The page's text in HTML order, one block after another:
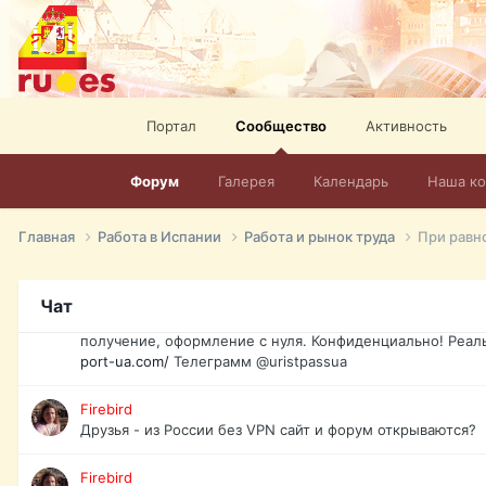
Портал Сообщество
Форум Галерея Календарь Наша
Активность
Главная Работа в Испании Работа и рынок труда При
Чат
спорт, HD. + Огромная видеотека + 10.000 фильмов и
сайта. Наш сайт: http://mir-tv.club/television-in-spain.html
David16
Книги
David16
Подскажите пожалуйста, как удалить свой аккаунт из
Юрист юа
получение, оформление с нуля. Конфиденциально!
port-ua.com/ Телеграмм @uristpassua
Firebird
Друзья - из России без VPN сайт и форум открываются?
Firebird